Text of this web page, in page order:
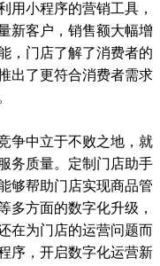
用小程序的营销工具，
新客户，销售额大幅增
，门店了解了消费者的
出了更符合消费者需求
争中立于不败之地，就
务质量。定制门店助手
够帮助门店实现商品管
多方面的数字化升级，
在为门店的运营问题而
序，开启数字化运营新